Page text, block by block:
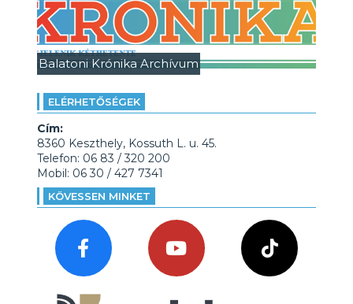
Balatoni Krónika Archívum
ELÉRHETŐSÉGEK
Cím:
8360 Keszthely, Kossuth L. u. 45.
Telefon: 06 83 / 320 200
Mobil: 06 30 / 427 7341
KÖVESSEN MINKET